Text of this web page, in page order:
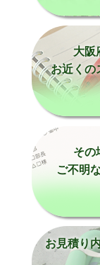
大阪
お近くの
その
ご不明
お見積り